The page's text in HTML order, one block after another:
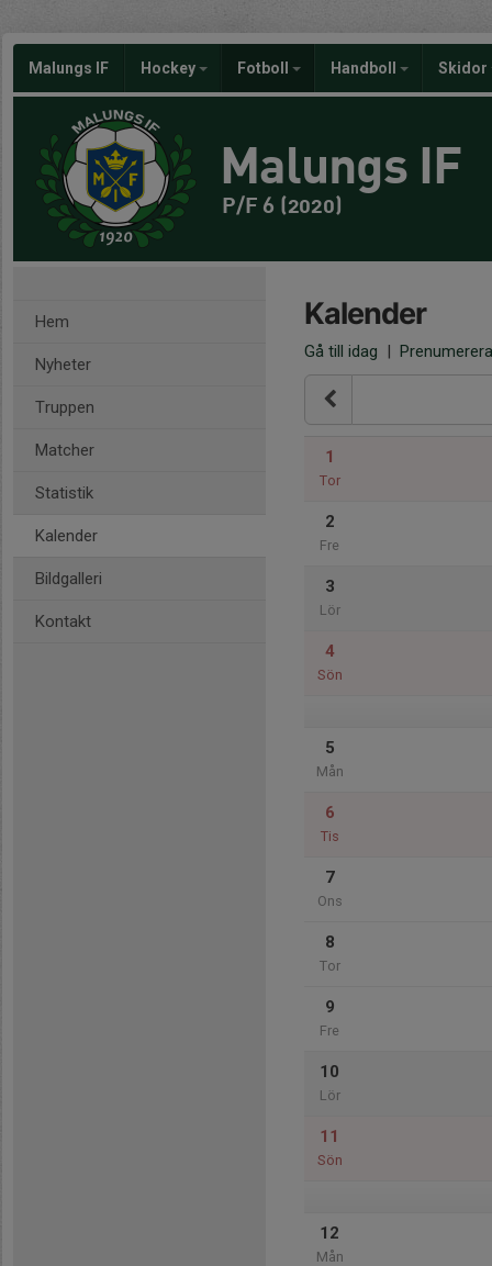
Malungs IF Hockey Fotboll Handboll Skidor
Malungs IF
P/F 6 (2020)
Hem
Nyheter
Truppen
Matcher
Statistik
Kalender
Bildgalleri
Kontakt
Kalender
Gå till idag | Prenumerera
1
Tor
2
Fre
3
Lör
4
Sön
5
Mån
6
Tis
7
Ons
8
Tor
9
Fre
10
Lör
11
Sön
12
Mån